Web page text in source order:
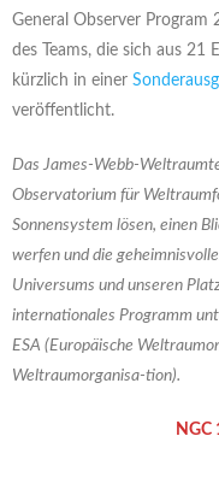
General Observer Program
des Teams, die sich aus 21
kürzlich in einer
veröffentlicht.
Das James-Webb-
Observatorium für
Sonnensystem lösen, einen
werfen und die
Universums und unseren
internationales Programm
ESA (Europäische
Weltraumorganisa-tion).
NGC